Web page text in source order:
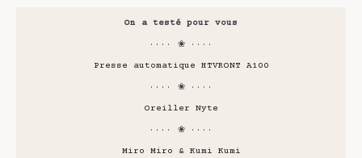
On a testé pour vous
···· ❀ ····
Presse automatique HTVRONT A100
···· ❀ ····
Oreiller Nyte
···· ❀ ····
Miro Miro & Kumi Kumi